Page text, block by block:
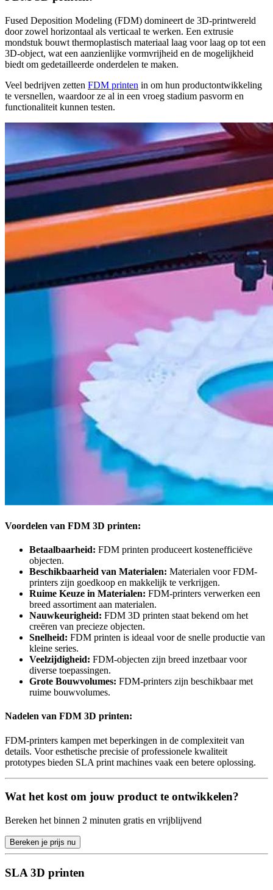
Fused Deposition Modeling (FDM) domineert de 3D-printwereld
door zowel horizontaal als verticaal te werken. Een extrusie
mondstuk bouwt thermoplastisch materiaal laag voor laag op tot een
3D-object, wat een aanzienlijke vormvrijheid en de mogelijkheid
biedt om gedetailleerde onderdelen te maken.
Veel bedrijven zetten FDM printen in om hun productontwikkeling
te versnellen, waardoor ze al in een vroeg stadium pasvorm en
functionaliteit kunnen testen.
Voordelen van FDM 3D printen:
Betaalbaarheid: FDM printen produceert kostenefficiëve
objecten.
Beschikbaarheid van Materialen: Materialen voor FDM-
printers zijn goedkoop en makkelijk te verkrijgen.
Ruime Keuze in Materialen: FDM-printers verwerken een
breed assortiment aan materialen.
Nauwkeurigheid: FDM 3D printen staat bekend om het
creëren van precieze objecten.
Snelheid: FDM printen is ideaal voor de snelle productie van
kleine series.
Veelzijdigheid: FDM-objecten zijn breed inzetbaar voor
diverse toepassingen.
Grote Bouwvolumes: FDM-printers zijn beschikbaar met
ruime bouwvolumes.
Nadelen van FDM 3D printen:
FDM-printers kampen met beperkingen in de complexiteit van
details. Voor esthetische precisie of professionele kwaliteit
prototypes bieden SLA print machines vaak een betere oplossing.
Wat het kost om jouw product te ontwikkelen?
Bereken het binnen 2 minuten gratis en vrijblijvend
Bereken je prijs nu
SLA 3D printen